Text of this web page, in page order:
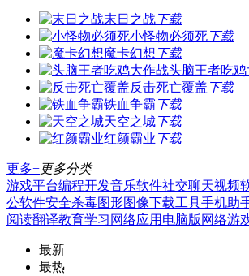
末日之战下载
小怪物必须死下载
魔卡幻想 下载
头脑王者吃
反击死亡覆盖 下载
铁血争霸 下载
天空之城下载
红颜霸业 下载
更多+更多分类
游戏平台编程开发音乐软件社交聊天视频
公软件安全杀毒图形图像下载工具手机助
阅读翻译教育学习 网络应用 电脑版 网络游
最新
最热